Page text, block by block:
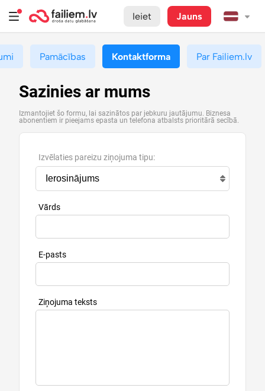
Ieiet Jauns
Pamācības Kontaktforma Par Failiem.lv
Sazinies ar mums
Izmantojiet šo formu, lai sazinātos par jebkuru jautājumu. Biznesa
abonentiem ir pieejams epasta un telefona atbalsts prioritārā secībā.
Izvēlaties pareizu ziņojuma tipu:
Vārds
E-pasts
Ziņojuma teksts